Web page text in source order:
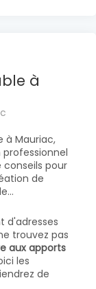
à
à Mauriac,
pour
de
d'adresses
trouvez pas
aux apports
les
de